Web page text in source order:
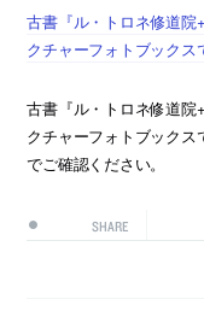
古書『ル・トロネ修道
クチャーフォトブックス
古書『ル・トロネ修道
クチャーフォトブック
でご確認ください。
SHARE